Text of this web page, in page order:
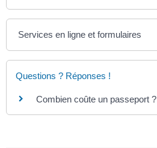
Services en ligne et formulaires
Questions ? Réponses !
Combien coûte un passeport ?